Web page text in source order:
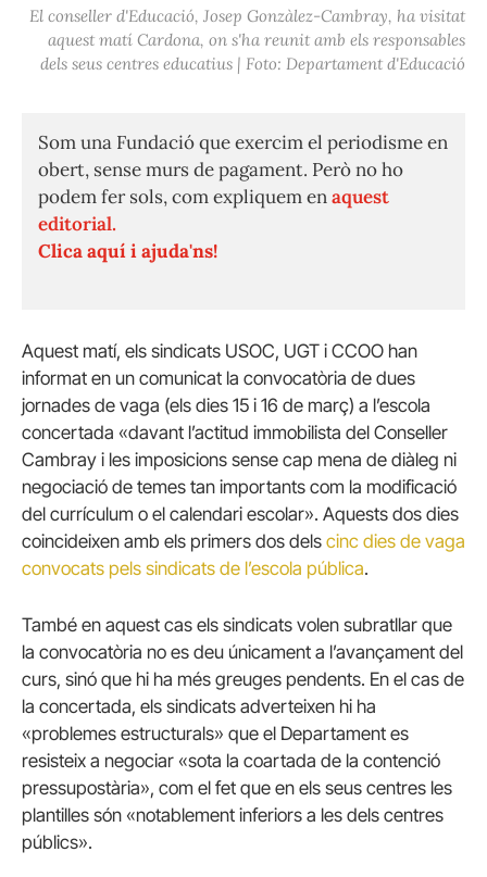
El conseller d'Educació, Josep Gonzàlez-Cambray, ha visitat
aquest matí Cardona, on s'ha reunit amb els responsables
dels seus centres educatius | Foto: Departament d'Educació
Som una Fundació que exercim el periodisme en
obert, sense murs de pagament. Però no ho
podem fer sols, com expliquem enaquest
editorial.
Clica aquí i ajuda'ns!
Aquest matí, els sindicats USOC, UGT i CCOO han
informat en un comunicat la convocatòria de dues
jornades de vaga (els dies 15 i 16 de març) a l’escola
concertada «davant l’actitud immobilista del Conseller
Cambray i les imposicions sense cap mena de diàleg ni
negociació de temes tan importants com la modificació
del currículum o el calendari escolar». Aquests dos dies
coincideixen amb els primers dos dels cinc dies de vaga
convocats pels sindicats de l’escola pública.
També en aquest cas els sindicats volen subratllar que
la convocatòria no es deu únicament a l’avançament del
curs, sinó que hi ha més greuges pendents. En el cas de
la concertada, els sindicats adverteixen hi ha
«problemes estructurals» que el Departament es
resisteix a negociar «sota la coartada de la contenció
pressupostària», com el fet que en els seus centres les
plantilles són «notablement inferiors a les dels centres
públics».